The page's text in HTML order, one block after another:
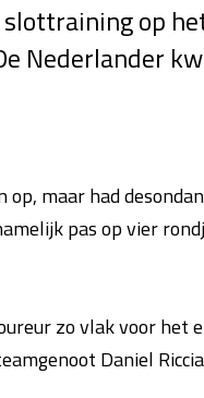
op
Nederlander
op, maar had
pas op vier
zo vlak voor het
Daniel